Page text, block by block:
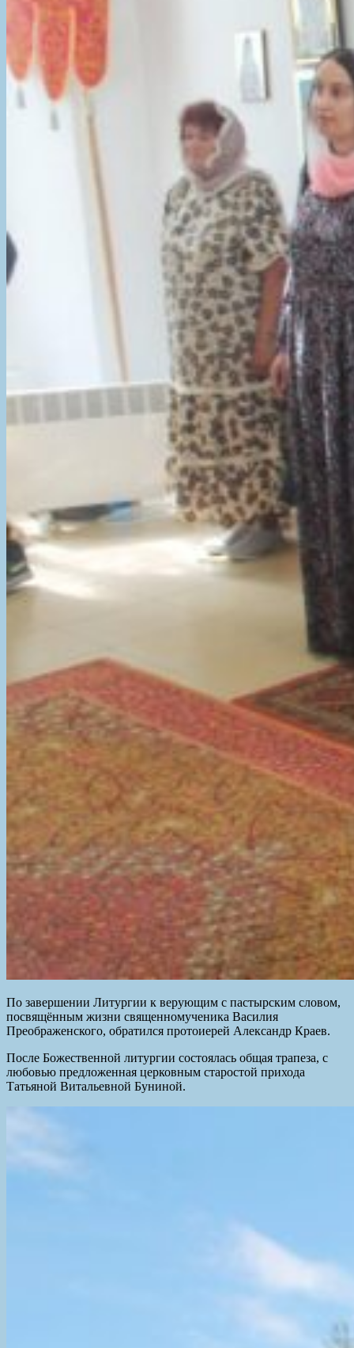
По завершении Литургии к верующим с пастырским словом,
посвящённым жизни священномученика Василия
Преображенского, обратился протоиерей Александр Краев.
После Божественной литургии состоялась общая трапеза, с
любовью предложенная церковным старостой прихода
Татьяной Витальевной Буниной.